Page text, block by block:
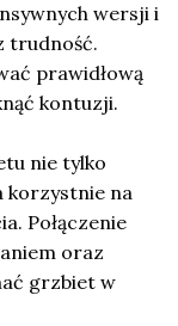
wersji i
trudność.
prawidłową
kontuzji.
nie tylko
korzystnie na
Połączenie
oraz
grzbiet w